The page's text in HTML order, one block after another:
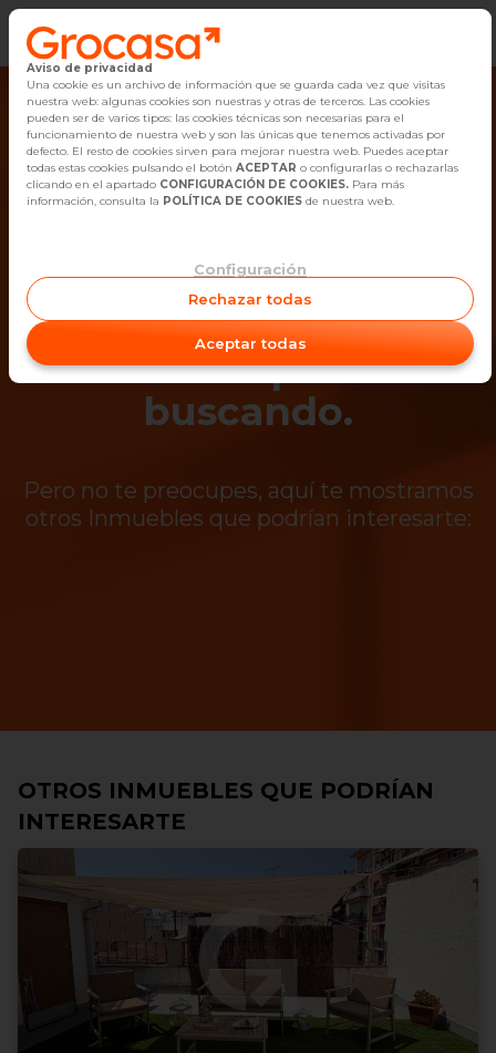
Vender
Buscar Inmuebles
Alquiler
Empleo
Oficinas
Contacto
¡Ups! Ya no está
disponible el
inmueble que estás
buscando.
Pero no te preocupes, aquí te mostramos
otros Inmuebles que podrían interesarte:
OTROS INMUEBLES QUE PODRÍAN
INTERESARTE
Aviso de privacidad
Una cookie es un archivo de información que se guarda cada vez que visitas
nuestra web: algunas cookies son nuestras y otras de terceros. Las cookies
pueden ser de varios tipos: las cookies técnicas son necesarias para el
funcionamiento de nuestra web y son las únicas que tenemos activadas por
defecto. El resto de cookies sirven para mejorar nuestra web. Puedes aceptar
todas estas cookies pulsando el botón ACEPTAR o configurarlas o rechazarlas
clicando en el apartado CONFIGURACIÓN DE COOKIES. Para más
información, consulta la POLÍTICA DE COOKIES de nuestra web.
Configuración
Rechazar todas
Aceptar todas